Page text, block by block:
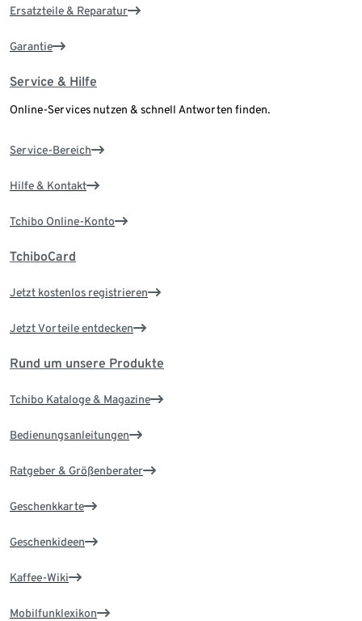
Ersatzteile & Reparatur
Garantie
Service & Hilfe
Online-Services nutzen & schnell Antworten finden.
Service-Bereich
Hilfe & Kontakt
Tchibo Online-Konto
TchiboCard
Jetzt kostenlos registrieren
Jetzt Vorteile entdecken
Rund um unsere Produkte
Tchibo Kataloge & Magazine
Bedienungsanleitungen
Ratgeber & Größenberater
Geschenkkarte
Geschenkideen
Kaffee-Wiki
Mobilfunklexikon